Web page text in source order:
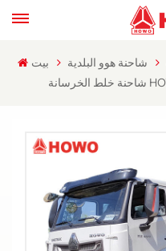
بيت شاحنة هوو البلدية